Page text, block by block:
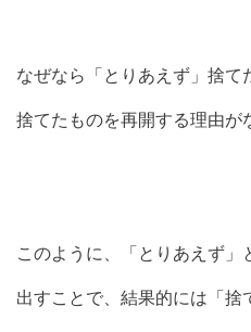
なぜなら「とりあえず」捨て
捨てたものを再開する理由が
このように、「とりあえず」
出すことで、結果的には「捨